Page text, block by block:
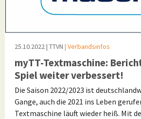
25.10.2022| TTVN | Verbandsinfos
myTT-Textmaschine:
Spiel weiter verbessert!
Die Saison 2022/2023 ist
Gange, auch die 2021 ins Leben
Textmaschine läuft wieder heiß. Mit